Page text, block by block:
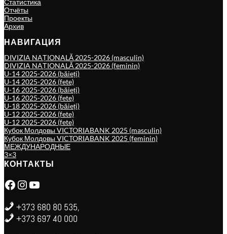
Статистика
Отчёты
Проекты
Архив
НАВИГАЦИЯ
DIVIZIA NAȚIONALĂ 2025-2026 (masculin)
DIVIZIA NAȚIONALĂ 2025-2026 (feminin)
U-14 2025-2026 (băieți)
U-14 2025-2026 (fete)
U-16 2025-2026 (băieți)
U-16 2025-2026 (fete)
U-18 2025-2026 (băieți)
U-12 2025-2026 (fete)
U-12 2025-2026 (fete)
Кубок Молдовы VICTORIABANK 2025 (masculin)
Кубок Молдовы VICTORIABANK 2025 (feminin)
МЕЖДУНАРОДНЫЕ
3×3
КОНТАКТЫ
Facebook Instagram YouTube
+373 680 80 535,
+373 697 40 000